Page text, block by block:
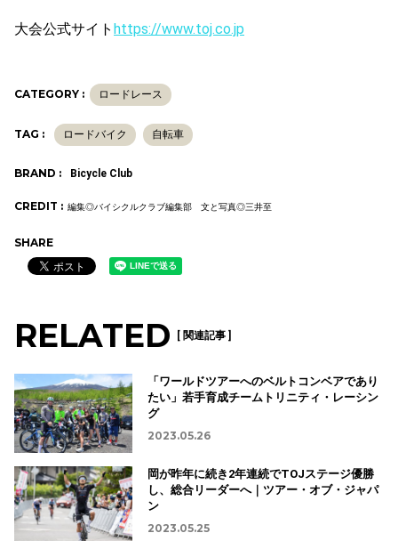
大会公式サイト https://www.toj.co.jp
CATEGORY : ロードレース
TAG : ロードバイク 自転車
BRAND : Bicycle Club
CREDIT : 編集◎バイシクルクラブ編集部 文と写真◎三井至
SHARE
RELATED [ 関連記事 ]
「ワールドツアーへのベルトコンベアであり
たい」若手育成チームトリニティ・レーシン
グ
2023.05.26
岡が昨年に続き2年連続でTOJステージ優勝
し、総合リーダーへ｜ツアー・オブ・ジャパ
ン
2023.05.25